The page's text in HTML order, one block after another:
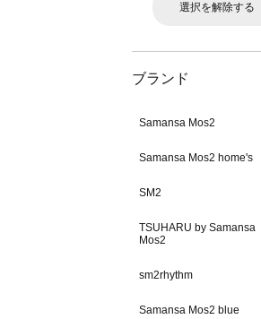
選択を解除する
ブランド
Samansa Mos2
Samansa Mos2 home's
SM2
TSUHARU by Samansa
Mos2
sm2rhythm
Samansa Mos2 blue